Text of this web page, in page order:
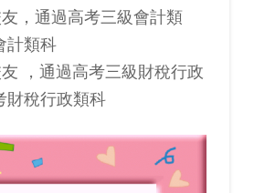
，通過高考三級會計類
計類科
，通過高考三級財稅行政
財稅行政類科